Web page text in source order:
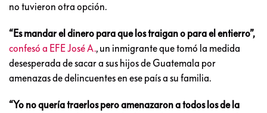
no tuvieron otra opción.
“Es mandar el dinero para que los traigan o para el entierro”,
confesó a EFE José A., un inmigrante que tomó la medida
desesperada de sacar a sus hijos de Guatemala por
amenazas de delincuentes en ese país a su familia.
“Yo no quería traerlos pero amenazaron a todos los de la